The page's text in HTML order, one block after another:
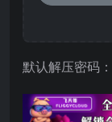
默认解压密码：